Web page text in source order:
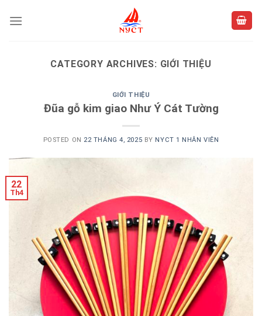
CATEGORY ARCHIVES: GIỚI THIỆU
GIỚI THIỆU
Đũa gỗ kim giao Như Ý Cát Tường
POSTED ON 22 THÁNG 4, 2025 BY NYCT 1 NHÂN VIÊN
22
Th4